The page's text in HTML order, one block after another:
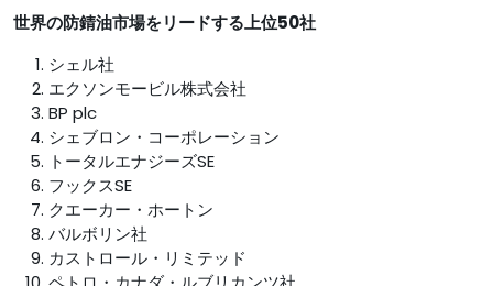
世界の防錆油市場をリードする上位50社
シェル社
エクソンモービル株式会社
BP plc
シェブロン・コーポレーション
トータルエナジーズSE
フックスSE
クエーカー・ホートン
バルボリン社
カストロール・リミテッド